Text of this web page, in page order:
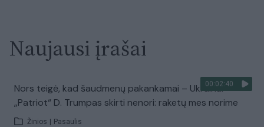
Naujausi įrašai
00:02:40
Nors teigė, kad šaudmenų pakankamai – Ukrainai
„Patriot“ D. Trumpas skirti nenori: raketų mes norime
Žinios Pasaulis